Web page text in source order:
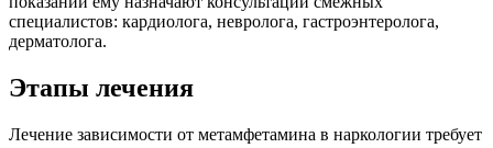
специалистов: кардиолога, невролога, гастроэнтеролога,
дерматолога.
Этапы лечения
Лечение зависимости от метамфетамина в наркологии требует